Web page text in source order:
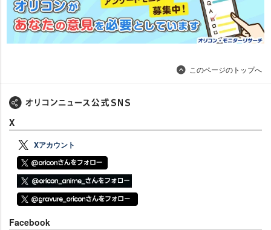
このページのトップへ
X
Xアカウント
Facebook